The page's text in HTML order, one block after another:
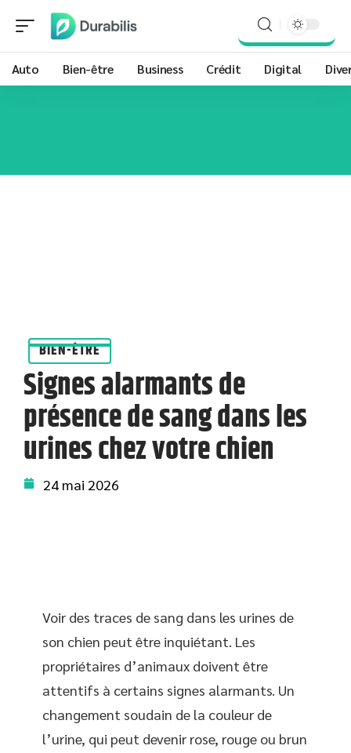
Auto Bien-être Business Crédit Digital
BIEN-ÊTRE
Signes alarmants de
présence de sang dans les
urines chez votre chien
24 mai 2026
Voir des traces de sang dans les urines de
son chien peut être inquiétant. Les
propriétaires d’animaux doivent être
attentifs à certains signes alarmants. Un
changement soudain de la couleur de
l’urine, qui peut devenir rose, rouge ou brun